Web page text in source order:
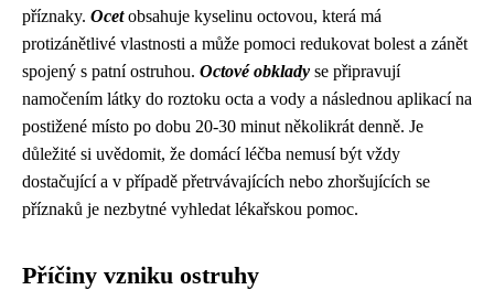
příznaky. Ocetobsahuje kyselinu octovou, která má
protizánětlivé vlastnosti a může pomoci redukovat bolest a zánět
spojený s patní ostruhou. Octové obklady se připravují
namočením látky do roztoku octa a vody a následnou aplikací na
postižené místo po dobu 20-30 minut několikrát denně. Je
důležité si uvědomit, že domácí léčba nemusí být vždy
dostačující a v případě přetrvávajících nebo zhoršujících se
příznaků je nezbytné vyhledat lékařskou pomoc.
Příčiny vzniku ostruhy